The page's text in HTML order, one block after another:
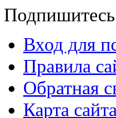
Подпишитесь
Вход для
Правила
Обратная
Карта сайта